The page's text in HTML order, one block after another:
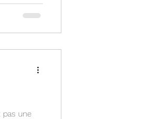
pas une